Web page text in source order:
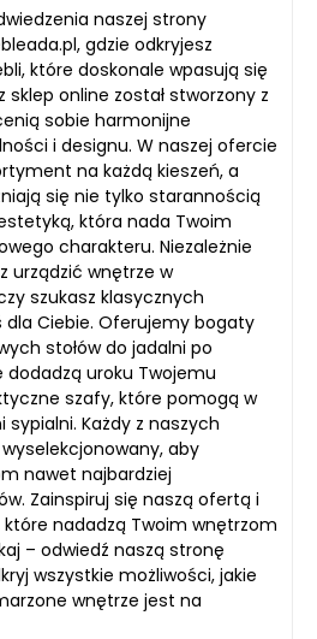
naszej strony
gdzie odkryjesz
które doskonale wpasują się
sklep online został stworzony z
sobie harmonijne
i designu. W naszej ofercie
na każdą kieszeń, a
się nie tylko starannością
która nada Twoim
charakteru. Niezależnie
urządzić wnętrze w
szukasz klasycznych
Ciebie. Oferujemy bogaty
stołów do jadalni po
uroku Twojemu
szafy, które pomogą w
Każdy z naszych
aby
nawet najbardziej
Zainspiruj się naszą ofertą i
nadadzą Twoim wnętrzom
– odwiedź naszą stronę
wszystkie możliwości, jakie
wnętrze jest na